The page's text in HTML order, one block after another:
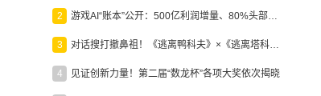
2 游戏AI“账本”公开：500亿利润增量、80%头部入局，谁在闷声发财？
3 对话搜打撤鼻祖！《逃离鸭科夫》×《逃离塔科夫》官方线下沙龙落幕
4 见证创新力量！第二届“数龙杯”各项大奖依次揭晓